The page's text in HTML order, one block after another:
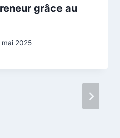
grâce au
mai 2025